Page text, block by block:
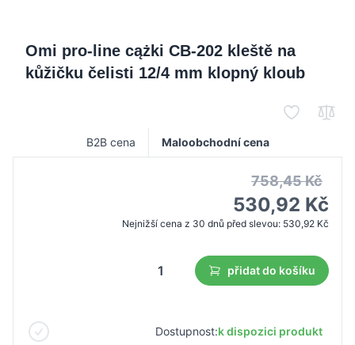
Omi pro-line cążki CB-202 kleště na
kůžičku čelisti 12/4 mm klopný kloub
B2B cena Maloobchodní cena
758,45 Kč
530,92 Kč
Nejnižší cena z 30 dnů před slevou: 530,92 Kč
přidat do košíku
Dostupnost:k dispozici produkt